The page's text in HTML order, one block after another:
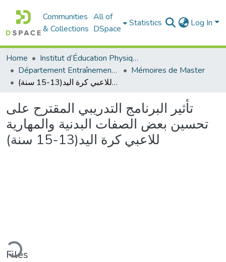
Communities
& Collections
All of
DSpace
Statistics Log In
Home
Institut d’Éducation Physique et Sportive
Département Entraînement Sportif (ES)
Mémoires de Master
تأثير البرنامج التدريبي المقترح على تحسين بعض الصفات البدنية والمهارية للاعبي كرة اليد(13-15 سنة)
تأثير البرنامج التدريبي المقترح على
تحسين بعض الصفات البدنية والمهارية
للاعبي كرة اليد(13-15 سنة)
Files